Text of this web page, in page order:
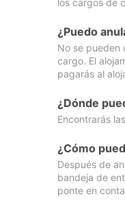
los cargos de
¿Puedo
No se pueden
cargo. El
pagarás al
¿Dónde
Encontrarás
¿Cómo
Después de
bandeja de
ponte en